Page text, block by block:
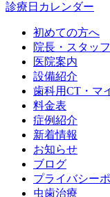
診療日カレンダー
初めての方へ
院長・スタッ
医院案内
設備紹介
歯科用CT・マ
料金表
症例紹介
新着情報
お知らせ
ブログ
プライバシー
虫歯治療